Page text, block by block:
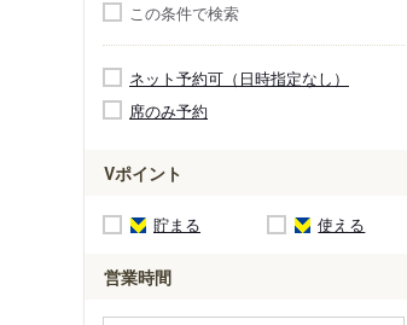
この条件で検索
ネット予約可（日時指定なし）
席のみ予約
Vポイント
貯まる 使える
営業時間